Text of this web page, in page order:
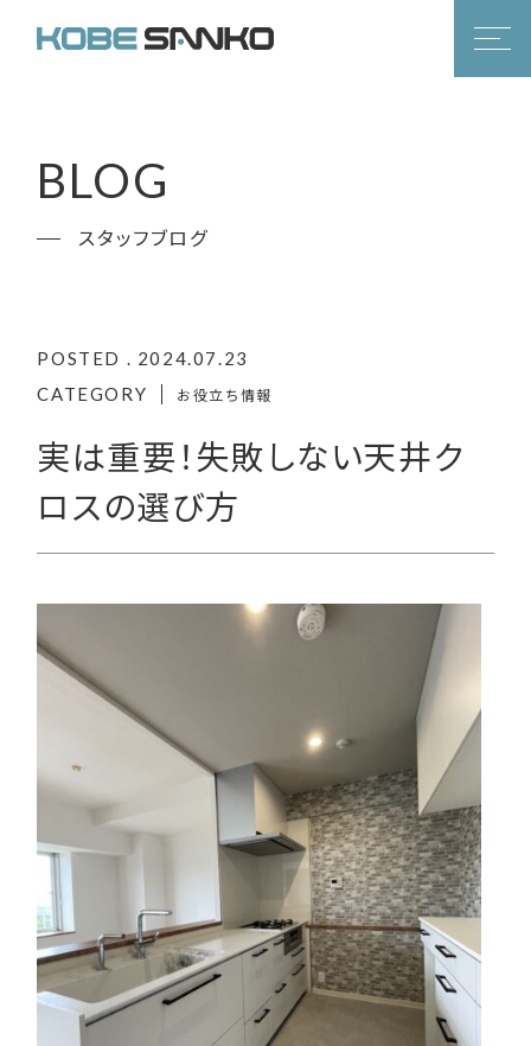
BLOG
スタッフブログ
POSTED . 2024.07.23
CATEGORY
お役立ち情報
実は重要！失敗しない天井ク
ロスの選び方